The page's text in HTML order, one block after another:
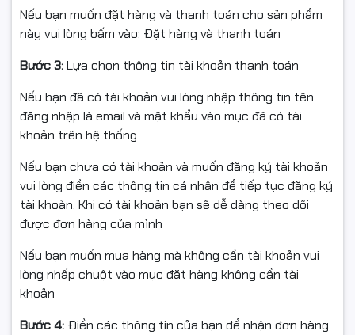
9001, ISO 14001
• Sản phẩm được xuất khẩu sang các thị trường như
Zealand
Nếu bạn muốn đặt hàng và thanh toán cho sản phẩm
này vui lòng bấm vào: Đặt hàng và thanh toán
Bước 3:Lựa chọn thông tin tài khoản thanh toán
Nếu bạn đã có tài khoản vui lòng nhập thông tin tên
đăng nhập là email và mật khẩu vào mục đã có tài
khoản trên hệ thống
Nếu bạn chưa có tài khoản và muốn đăng ký tài khoản
vui lòng điền các thông tin cá nhân để tiếp tục đăng ký
tài khoản. Khi có tài khoản bạn sẽ dễ dàng theo dõi
được đơn hàng của mình
Nếu bạn muốn mua hàng mà không cần tài khoản vui
lòng nhấp chuột vào mục đặt hàng không cần tài
khoản
Bước 4: Điền các thông tin của bạn để nhận đơn hàng,